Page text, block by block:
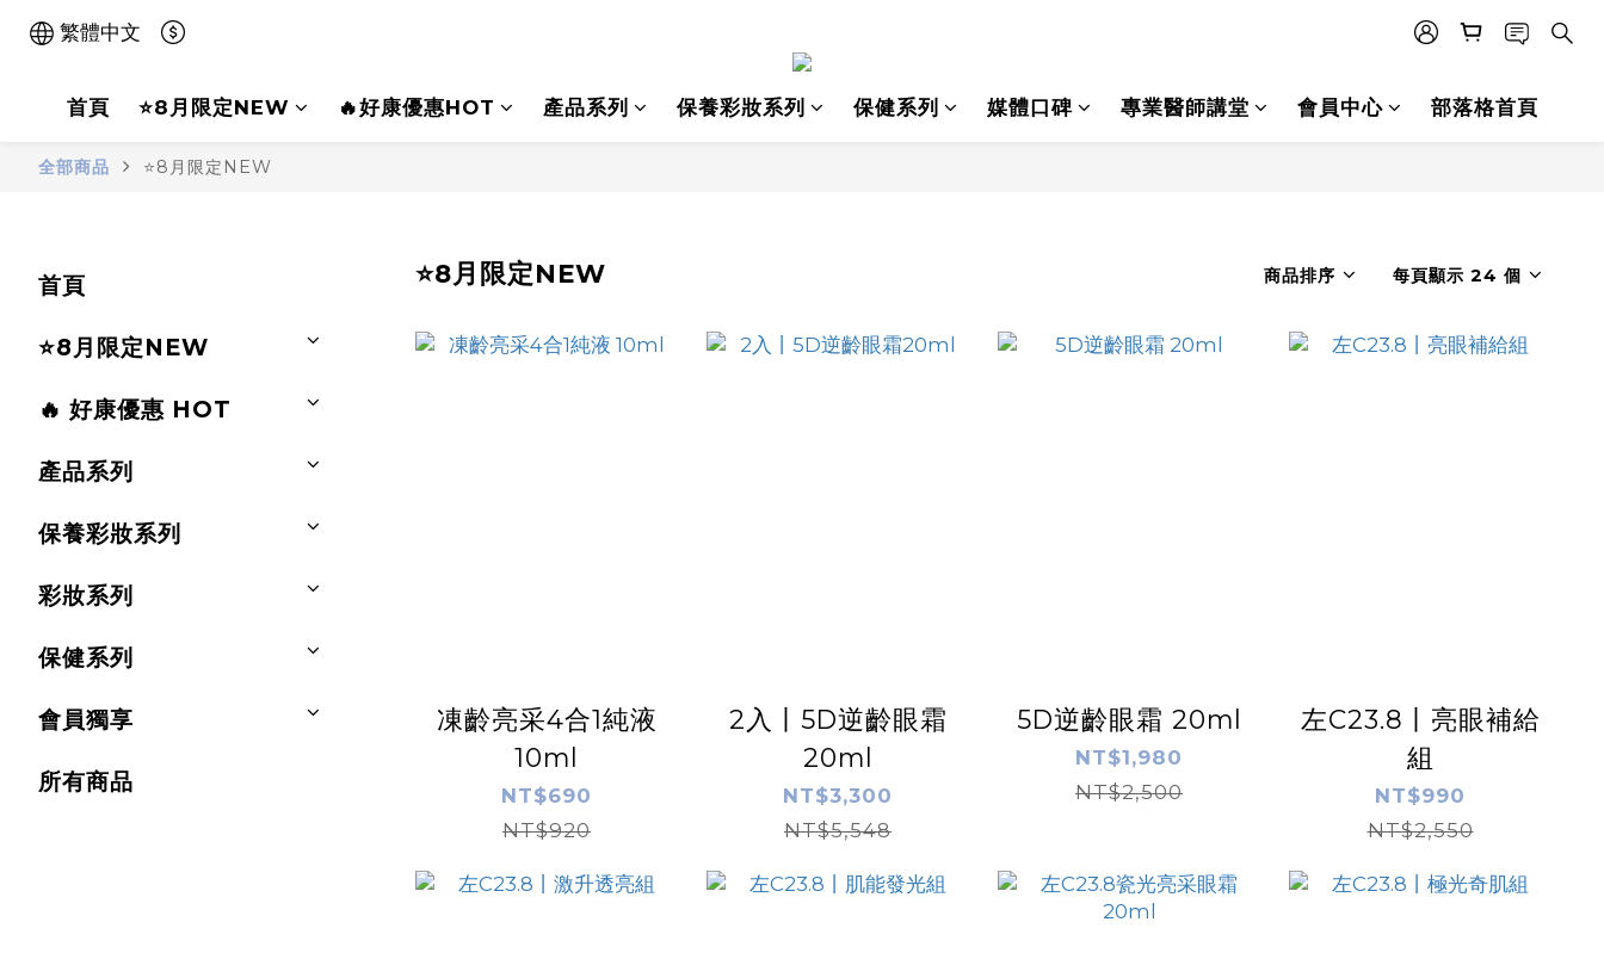
繁體中文
首頁 ⭐8月限定NEW 🔥好康優惠HOT 產品系列 保養彩妝系列 保健系列 媒體口碑 專業醫師講堂 會員中心 部落格首頁
全部商品 ⭐8月限定NEW
首頁
⭐8月限定NEW
🔥 好康優惠 HOT
產品系列
保養彩妝系列
彩妝系列
保健系列
會員獨享
所有商品
⭐8月限定NEW 商品排序 每頁顯示 24 個
凍齡亮采4合1純液
10ml
NT$690
NT$920
2入丨5D逆齡眼霜
20ml
NT$3,300
NT$5,548
5D逆齡眼霜 20ml
NT$1,980
NT$2,500
左C23.8丨亮眼補給
組
NT$990
NT$2,550